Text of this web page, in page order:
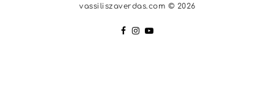
vassiliszaverdas.com © 2026